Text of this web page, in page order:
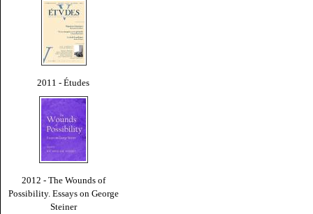
2011 - Études
2012 - The Wounds of
Possibility. Essays on George
Steiner